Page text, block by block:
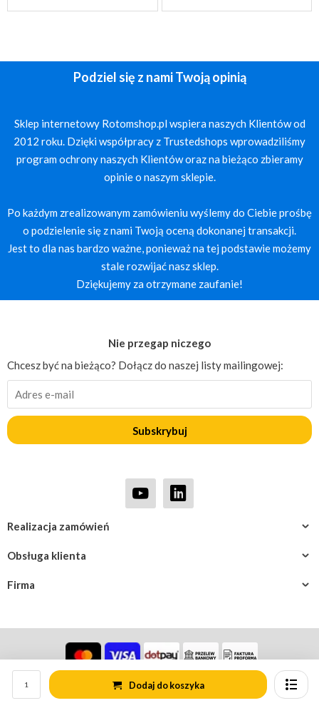
Dodaj do koszyka
Podziel się z nami Twoją opinią
Sklep internetowy Rotomshop.pl wspiera naszych Klientów od
2012 roku. Dzięki współpracy z Trustedshops wprowadziliśmy
program ochrony naszych Klientów oraz na bieżąco zbieramy
opinie o naszym sklepie.
Po każdym zrealizowanym zamówieniu wyślemy do Ciebie prośbę
o podzielenie się z nami Twoją oceną dokonanej transakcji.
Jest to dla nas bardzo ważne, ponieważ na tej podstawie możemy
stale rozwijać nasz sklep.
Dziękujemy za otrzymane zaufanie!
Firma
Obsługa klienta
Realizacja zamówień
Nie przegap niczego
Chcesz być na bieżąco? Dołącz do naszej listy mailingowej:
Subskrybuj
© Rotomshop.pl Mapa strony